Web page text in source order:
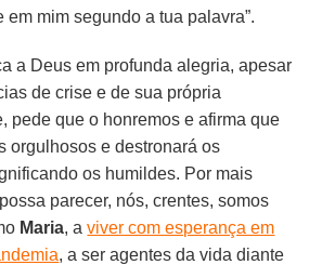
em mim segundo a tua palavra”.
a Deus em profunda alegria, apesar
de crise e de sua própria
pede que o honremos e afirma que
orgulhosos e destronará os
os humildes. Por mais
parecer, nós, crentes, somos
Maria, aviver com esperança em
, a ser agentes da vida diante